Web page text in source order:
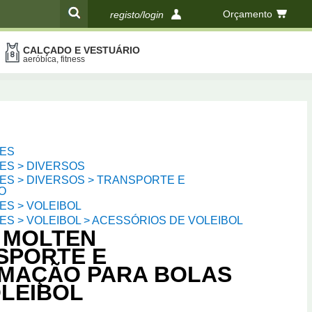
registo/login Orçamento
CALÇADO E VESTUÁRIO
aeróbica, fitness
> DIVERSOS
> DIVERSOS > TRANSPORTE E
> VOLEIBOL
> VOLEIBOL > ACESSÓRIOS DE VOLEIBOL
E
PARA BOLAS